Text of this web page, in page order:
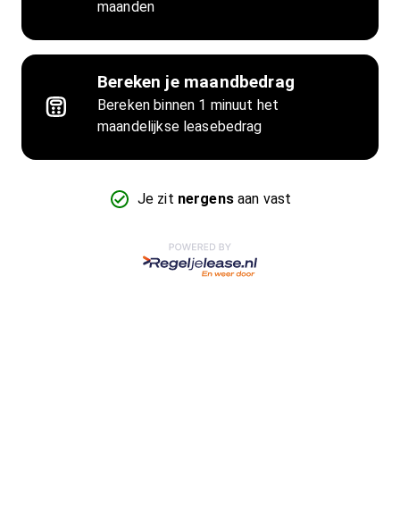
maanden
Bereken je maandbedrag
Bereken binnen 1 minuut het
maandelijkse leasebedrag
Je zit nergensaan vast